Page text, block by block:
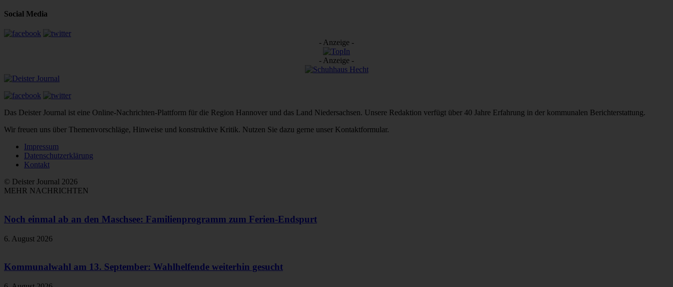
Social Media
- Anzeige -
- Anzeige -
Das Deister Journal ist eine Online-Nachrichten-Plattform für die Region Hannover und das Land Niedersachsen. Unsere Redaktion verfügt über 40 Jahre Erfahrung in der kommunalen Berichterstattung.
Wir freuen uns über Themenvorschläge, Hinweise und konstruktive Kritik. Nutzen Sie dazu gerne unser Kontaktformular.
Impressum
Datenschutzerklärung
Kontakt
© Deister Journal 2026
MEHR NACHRICHTEN
Noch einmal ab an den Maschsee: Familienprogramm zum Ferien-Endspurt
6. August 2026
Kommunalwahl am 13. September: Wahlhelfende weiterhin gesucht